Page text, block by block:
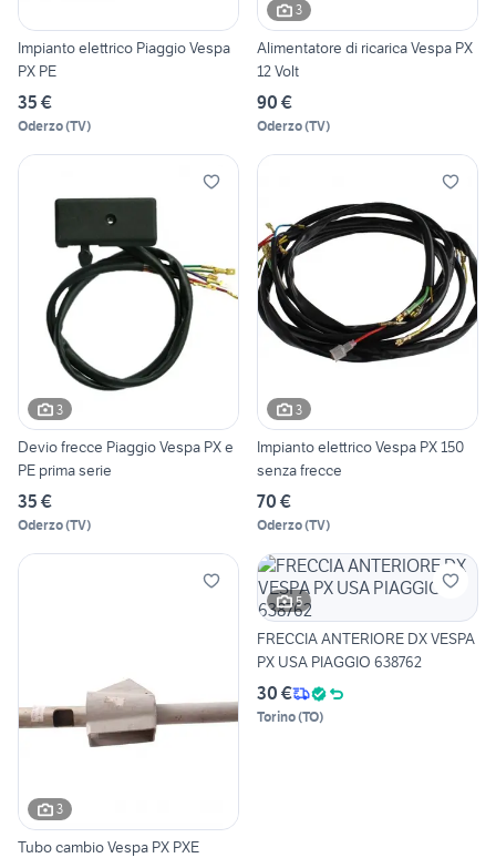
Impianto elettrico Piaggio Vespa
PX PE
35 €
Oderzo(TV)
3
Alimentatore di ricarica Vespa PX
12 Volt
90 €
Oderzo(TV)
3
Devio frecce Piaggio Vespa PX e
PE prima serie
35 €
Oderzo(TV)
3
Impianto elettrico Vespa PX 150
senza frecce
70 €
Oderzo(TV)
3
Tubo cambio Vespa PX PXE
5
FRECCIA ANTERIORE DX VESPA
PX USA PIAGGIO 638762
30 €
Torino(TO)